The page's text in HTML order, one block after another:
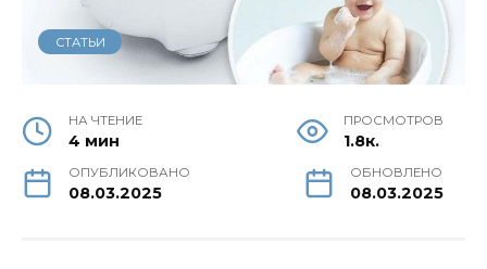
СТАТЬИ
НА ЧТЕНИЕ
4 мин
ПРОСМОТРОВ
1.8к.
ОПУБЛИКОВАНО
08.03.2025
ОБНОВЛЕНО
08.03.2025